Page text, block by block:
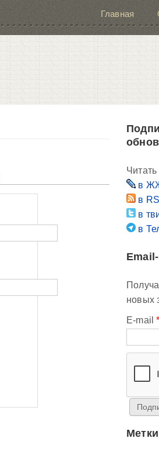
Главная
в
в
в
в
новых
E-mail *
Метки